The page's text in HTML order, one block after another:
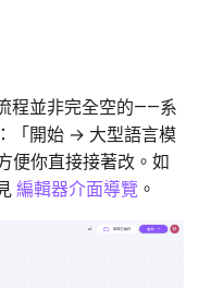
程並非完全空的——系
「開始 → 大型語言模
便你直接接著改。如
編輯器介面導覽 。